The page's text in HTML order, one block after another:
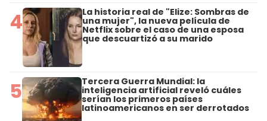
4 La historia real de "Elize: Sombras de
una mujer", la nueva película de
Netflix sobre el caso de una esposa
que descuartizó a su marido
5 Tercera Guerra Mundial: la
inteligencia artificial reveló cuáles
serían los primeros países
latinoamericanos en ser derrotados